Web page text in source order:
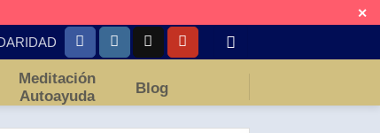
✕
Meditación
Autoayuda
Blog